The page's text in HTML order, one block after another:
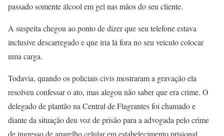
passado somente álcool em gel nas mãos do seu cliente.
A suspeita chegou ao ponto de dizer que seu telefone estava
inclusive descarregado e que iria lá fora no seu veículo colocar
uma carga.
Todavia, quando os policiais civis mostraram a gravação ela
resolveu confessar o ato, mas alegou não saber que era crime. O
delegado de plantão na Central de Flagrantes foi chamado e
diante da situação deu voz de prisão para a advogada pelo crime
de ingresso de aparelho celular em estabelecimento prisional,